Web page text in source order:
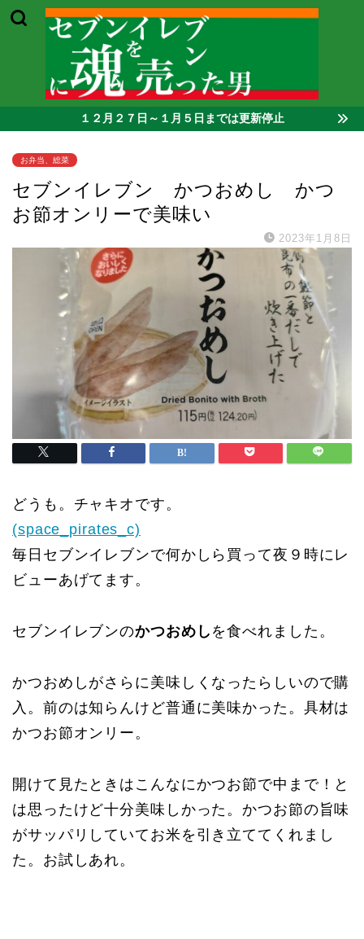
１２月２７日～１月５日までは更新停止
お弁当、総菜
セブンイレブン かつおめし かつ
お節オンリーで美味い
2023年1月8日
どうも。チャキオです。
(space_pirates_c)
毎日セブンイレブンで何かしら買って夜９時にレ
ビューあげてます。
セブンイレブンのかつおめし を食べれました。
かつおめしがさらに美味しくなったらしいので購
入。前のは知らんけど普通に美味かった。具材は
かつお節オンリー。
開けて見たときはこんなにかつお節で中まで！と
は思ったけど十分美味しかった。かつお節の旨味
がサッパリしていてお米を引き立ててくれまし
た。お試しあれ。